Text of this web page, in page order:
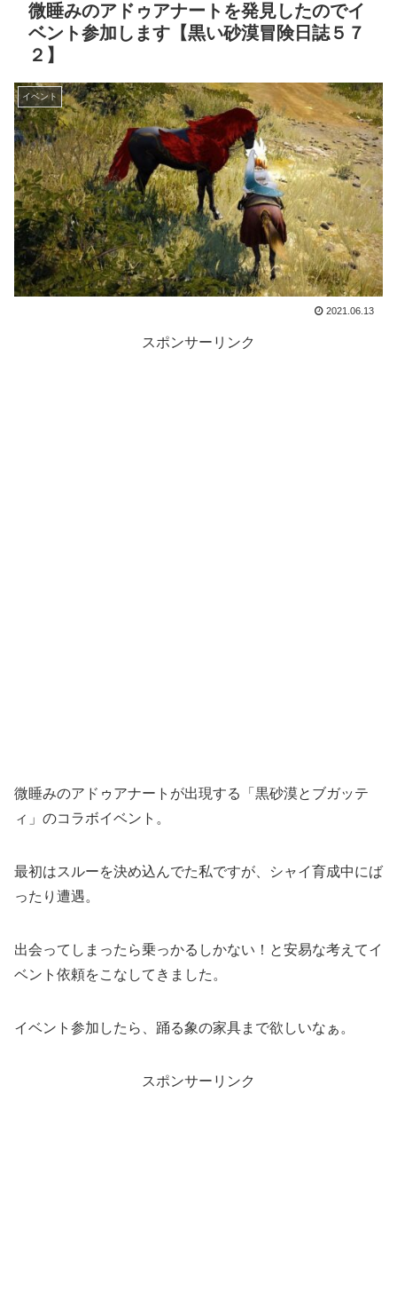
微睡みのアドゥアナートを発見したのでイ
ベント参加します【黒い砂漠冒険日誌５７
２】
イベント
2021.06.13
スポンサーリンク
微睡みのアドゥアナートが出現する「黒砂漠とブガッテ
ィ」のコラボイベント。
最初はスルーを決め込んでた私ですが、シャイ育成中にば
ったり遭遇。
出会ってしまったら乗っかるしかない！と安易な考えてイ
ベント依頼をこなしてきました。
イベント参加したら、踊る象の家具まで欲しいなぁ。
スポンサーリンク